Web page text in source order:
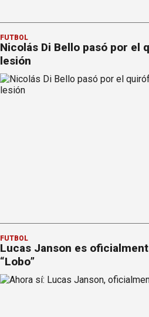
FÚTBOL
Nicolás Di Bello pasó por el
lesión
FÚTBOL
Lucas Janson es
“Lobo”